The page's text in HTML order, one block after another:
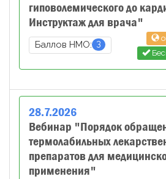
гиповолемического до
Инструктаж для врача"
Баллов НМО: 3
28.7.2026
Вебинар "Порядок
термолабильных
препаратов для
применения"